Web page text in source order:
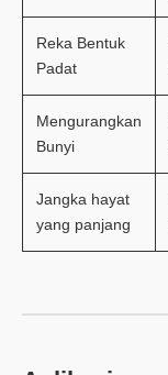
Reka Bentuk
Padat
Mengurangkan
Bunyi
Jangka hayat
yang panjang